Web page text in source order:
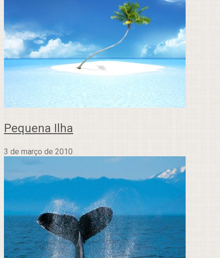
Pequena Ilha
3 de março de 2010